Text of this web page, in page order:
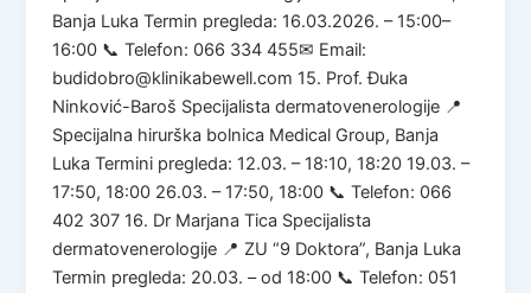
Banja Luka Termin pregleda: 16.03.2026. – 15:00–
16:00 📞 Telefon: 066 334 455✉ Email:
budidobro@klinikabewell.com 15. Prof. Đuka
Ninković-Baroš Specijalista dermatovenerologije 📍
Specijalna hirurška bolnica Medical Group, Banja
Luka Termini pregleda: 12.03. – 18:10, 18:20 19.03. –
17:50, 18:00 26.03. – 17:50, 18:00 📞 Telefon: 066
402 307 16. Dr Marjana Tica Specijalista
dermatovenerologije 📍 ZU “9 Doktora”, Banja Luka
Termin pregleda: 20.03. – od 18:00 📞 Telefon: 051